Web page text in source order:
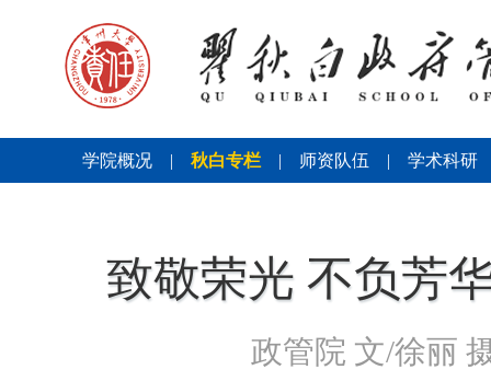
学院概况 | 秋白专栏 | 师资队伍 | 学术科研
致敬荣光 不负芳
政管院 文/徐丽